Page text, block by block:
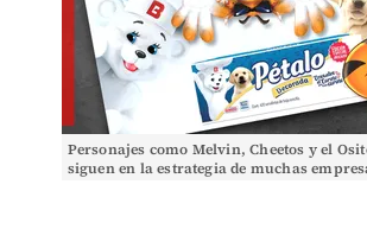
Personajes como Melvin, Cheetos y el
siguen en la estrategia de muchas